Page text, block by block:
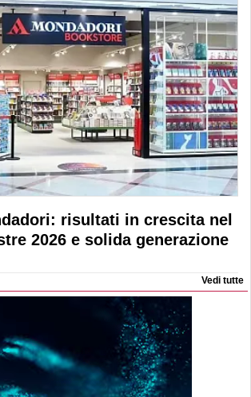
risultati in crescita nel
2026 e solida generazione
Vedi tutte